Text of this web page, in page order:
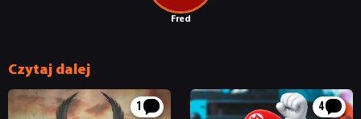
Fred
Czytaj dalej
1 4